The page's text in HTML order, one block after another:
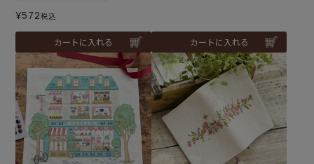
¥572税込
カートに入れる カートに入れる